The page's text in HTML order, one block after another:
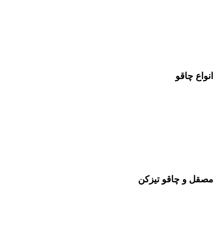
انواع چاقو
مصقل و چاقو تیزکن